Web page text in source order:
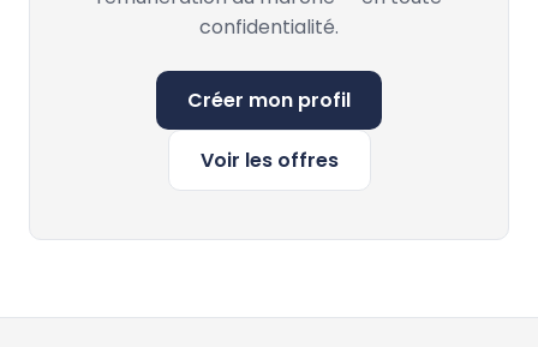
confidentialité.
Créer mon profil
Voir les offres